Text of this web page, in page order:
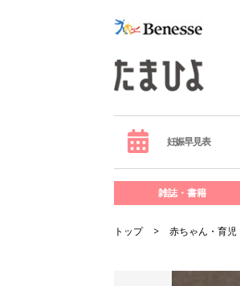
妊娠早見表
雑誌・書籍
トップ 赤ちゃん・育児